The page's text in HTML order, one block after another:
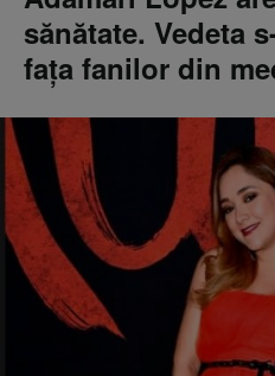
sănătate. Vedeta
fața fanilor din